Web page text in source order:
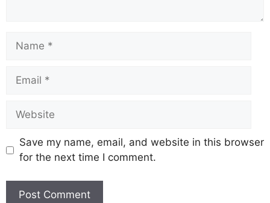
Save my name, email, and website in this browser
for the next time I comment.